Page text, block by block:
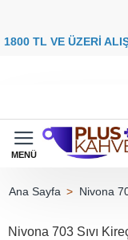
00 TL VE ÜZERİ
Nivona
Nivona 703 Sıvı